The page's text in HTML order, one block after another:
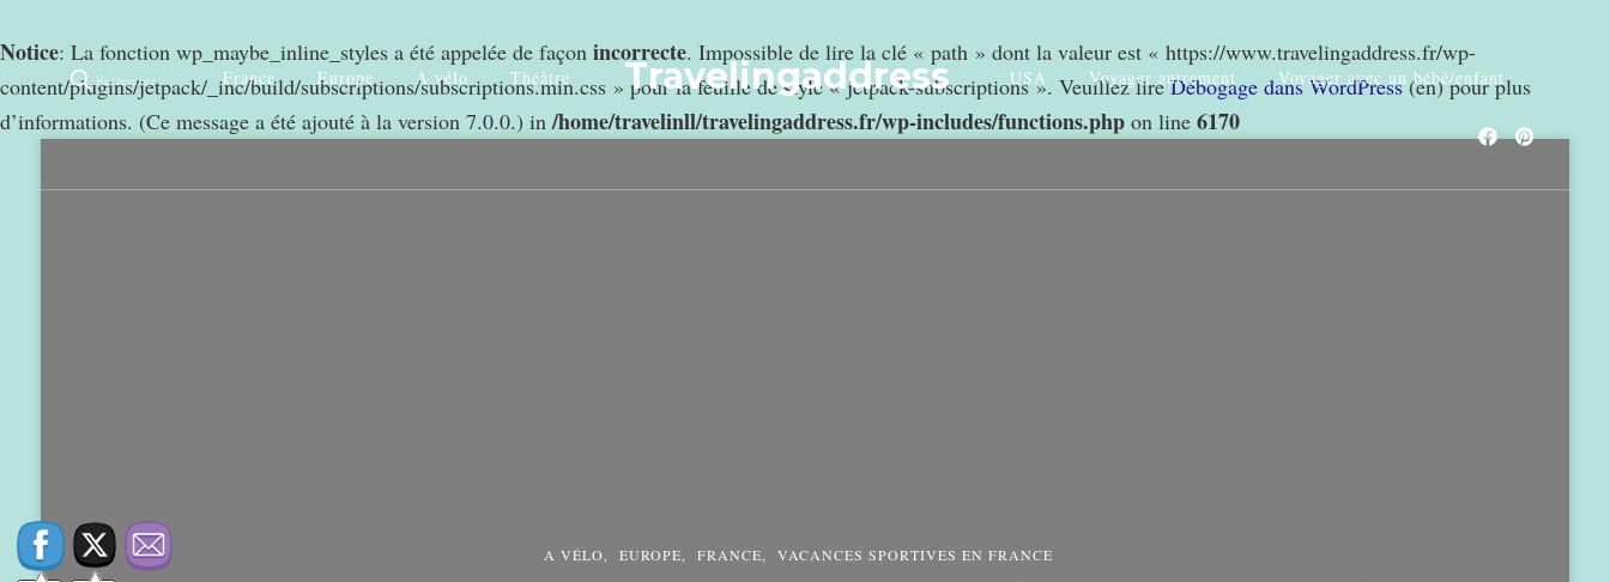
Notice: La fonction wp_maybe_inline_styles a été appelée de façon incorrecte. Impossible de lire la clé « path » dont la valeur est « https://www.travelingaddress.fr/wp-
content/plugins/jetpack/_inc/build/subscriptions/subscriptions.min.css » pour la feuille de style « jetpack-subscriptions ». Veuillez lireDébogage dans WordPress(en) pour plus
d’informations. (Ce message a été ajouté à la version 7.0.0.) in/home/travelinll/travelingaddress.fr/wp-includes/functions.php on line 6170
Rechercher France Europe A vélo Théâtre Travelingaddress USA Voyager autrement Voyager avec un bébé/enfant
A VÉLO EUROPE FRANCE VACANCES SPORTIVES EN FRANCE
0 968